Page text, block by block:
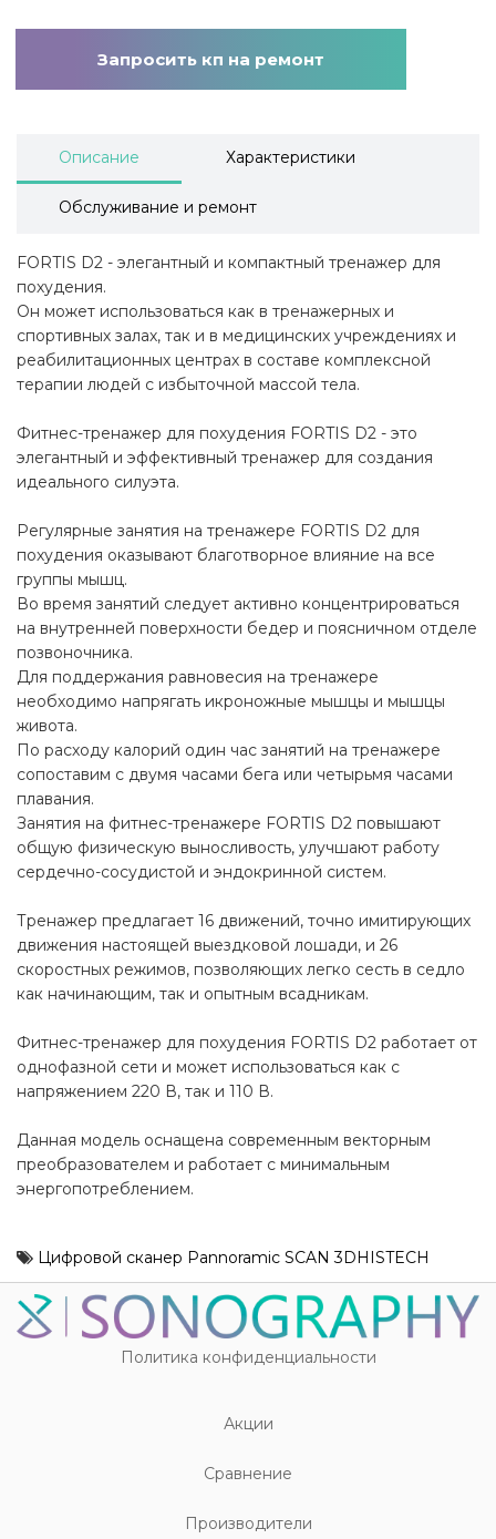
Запросить кп на ремонт
Описание Характеристики
Обслуживание и ремонт
FORTIS D2 - элегантный и компактный тренажер для
похудения.
Он может использоваться как в тренажерных и
спортивных залах, так и в медицинских учреждениях и
реабилитационных центрах в составе комплексной
терапии людей с избыточной массой тела.
Фитнес-тренажер для похудения FORTIS D2 - это
элегантный и эффективный тренажер для создания
идеального силуэта.
Регулярные занятия на тренажере FORTIS D2 для
похудения оказывают благотворное влияние на все
группы мышц.
Во время занятий следует активно концентрироваться
на внутренней поверхности бедер и поясничном отделе
позвоночника.
Для поддержания равновесия на тренажере
необходимо напрягать икроножные мышцы и мышцы
живота.
По расходу калорий один час занятий на тренажере
сопоставим с двумя часами бега или четырьмя часами
плавания.
Занятия на фитнес-тренажере FORTIS D2 повышают
общую физическую выносливость, улучшают работу
сердечно-сосудистой и эндокринной систем.
Тренажер предлагает 16 движений, точно имитирующих
движения настоящей выездковой лошади, и 26
скоростных режимов, позволяющих легко сесть в седло
как начинающим, так и опытным всадникам.
Фитнес-тренажер для похудения FORTIS D2 работает от
однофазной сети и может использоваться как с
напряжением 220 В, так и 110 В.
Данная модель оснащена современным векторным
преобразователем и работает с минимальным
энергопотреблением.
Цифровой сканер Pannoramic SCAN 3DHISTECH
Политика конфиденциальности
Акции
Cравнение
Производители